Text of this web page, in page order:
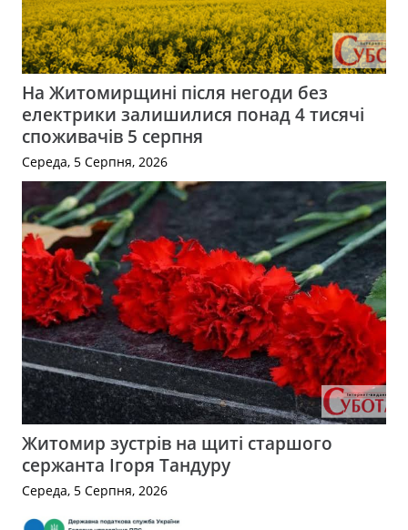
На Житомирщині після негоди без
електрики залишилися понад 4 тисячі
споживачів 5 серпня
Середа, 5 Серпня, 2026
Житомир зустрів на щиті старшого
сержанта Ігоря Тандуру
Середа, 5 Серпня, 2026